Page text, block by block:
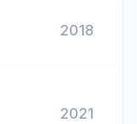
2018
2021